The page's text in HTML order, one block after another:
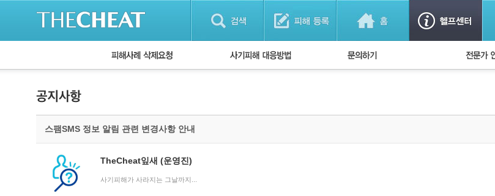
피해사례 삭제요청 단계별 대응방법 1:1 문의하기 경찰회원
스팸SMS 정보 알림 관련 변경사항 안내
TheCheat잎새 (운영진)
사기피해가 사라지는 그날까지...